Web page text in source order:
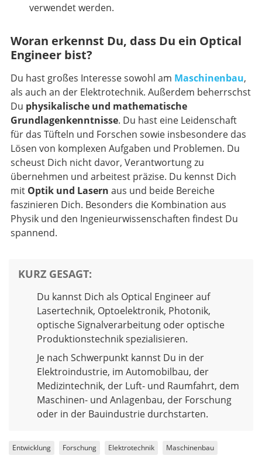
verwendet werden.
Woran erkennst Du, dass Du ein Optical
Engineer bist?
Du hast großes Interesse sowohl am Maschinenbau,
als auch an der Elektrotechnik. Außerdem beherrschst
Du physikalische und mathematische
Grundlagenkenntnisse. Du hast eine Leidenschaft
für das Tüfteln und Forschen sowie insbesondere das
Lösen von komplexen Aufgaben und Problemen. Du
scheust Dich nicht davor, Verantwortung zu
übernehmen und arbeitest präzise. Du kennst Dich
mit Optik und Lasern aus und beide Bereiche
faszinieren Dich. Besonders die Kombination aus
Physik und den Ingenieurwissenschaften findest Du
spannend.
KURZ GESAGT:
Du kannst Dich als Optical Engineer auf
Lasertechnik, Optoelektronik, Photonik,
optische Signalverarbeitung oder optische
Produktionstechnik spezialisieren.
Je nach Schwerpunkt kannst Du in der
Elektroindustrie, im Automobilbau, der
Medizintechnik, der Luft- und Raumfahrt, dem
Maschinen- und Anlagenbau, der Forschung
oder in der Bauindustrie durchstarten.
Entwicklung Forschung Elektrotechnik Maschinenbau